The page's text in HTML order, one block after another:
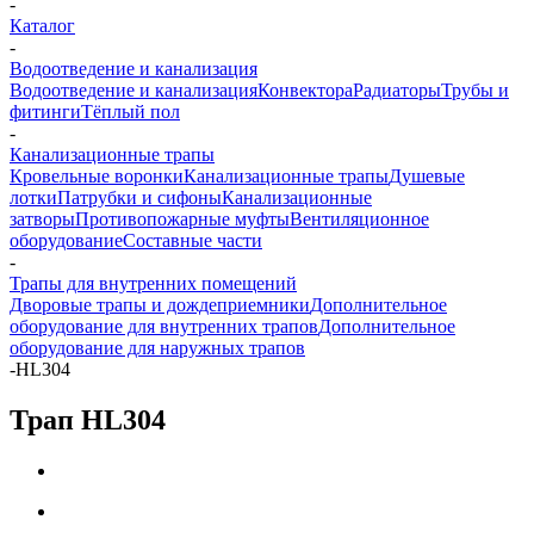
-
Каталог
-
Водоотведение и канализация
Водоотведение и канализацияКонвектораРадиаторыТрубы и
фитингиТёплый пол
-
Канализационные трапы
Кровельные воронкиКанализационные трапыДушевые
лоткиПатрубки и сифоныКанализационные
затворыПротивопожарные муфтыВентиляционное
оборудованиеСоставные части
-
Трапы для внутренних помещений
Дворовые трапы и дождеприемникиДополнительное
оборудование для внутренних траповДополнительное
оборудование для наружных трапов
-HL304
Трап HL304